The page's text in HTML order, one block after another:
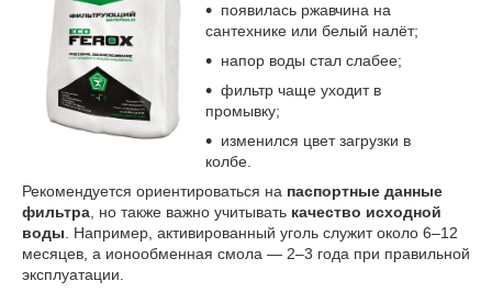
появилась ржавчина на
сантехнике или белый налёт;
напор воды стал слабее;
фильтр чаще уходит в
промывку;
изменился цвет загрузки в
колбе.
Рекомендуется ориентироваться на паспортные данные
фильтра , но также важно учитывать качество исходной
воды . Например, активированный уголь служит около 6–12
месяцев, а ионообменная смола — 2–3 года при правильной
эксплуатации.